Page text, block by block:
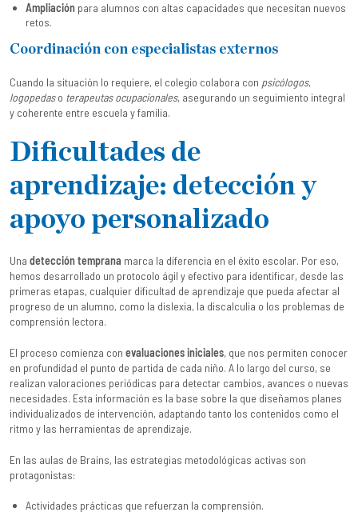
Ampliación para alumnos con altas capacidades que necesitan nuevos
retos.
Coordinación con especialistas externos
Cuando la situación lo requiere, el colegio colabora con psicólogos,
logopedaso terapeutas ocupacionales, asegurando un seguimiento integral
y coherente entre escuela y familia.
Dificultades de
aprendizaje: detección y
apoyo personalizado
Una detección temprana marca la diferencia en el éxito escolar. Por eso,
hemos desarrollado un protocolo ágil y efectivo para identificar, desde las
primeras etapas, cualquier dificultad de aprendizaje que pueda afectar al
progreso de un alumno, como la dislexia, la discalculia o los problemas de
comprensión lectora.
El proceso comienza con evaluaciones iniciales, que nos permiten conocer
en profundidad el punto de partida de cada niño. A lo largo del curso, se
realizan valoraciones periódicas para detectar cambios, avances o nuevas
necesidades. Esta información es la base sobre la que diseñamos planes
individualizados de intervención, adaptando tanto los contenidos como el
ritmo y las herramientas de aprendizaje.
En las aulas de Brains, las estrategias metodológicas activas son
protagonistas:
Actividades prácticas que refuerzan la comprensión.